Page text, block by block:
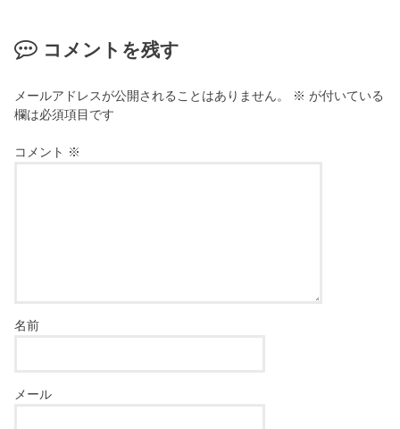
コメントを残す
メールアドレスが公開されることはありません。 ※ が付いている
欄は必須項目です
コメント ※
名前
メール